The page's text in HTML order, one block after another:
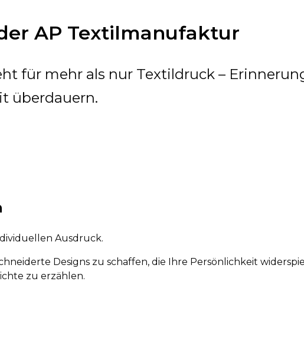
AP Textilmanufaktur
für mehr als nur Textildruck –
überdauern.
Ausdruck.
Designs zu schaffen, die Ihre Persönlichkeit
zu erzählen.